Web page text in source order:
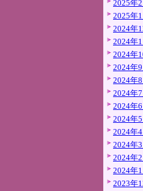
2025年
2025年
2024年
2024年
2024年
2024年
2024年
2024年
2024年
2024年
2024年
2024年
2024年
2024年
2023年